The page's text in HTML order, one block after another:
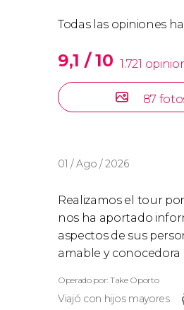
Todas las opiniones
9,1 / 10 1.721
87
01 / Ago / 2026
Realizamos el tour
nos ha aportado
aspectos de sus
amable y conocedora
Operado por: Take Oporto
Viajó con hijos mayores